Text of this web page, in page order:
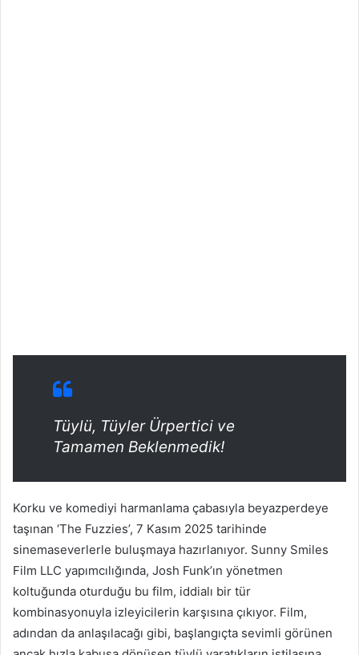
Tüylü, Tüyler Ürpertici ve
Tamamen Beklenmedik!
Korku ve komediyi harmanlama çabasıyla beyazperdeye
taşınan ‘The Fuzzies’, 7 Kasım 2025 tarihinde
sinemaseverlerle buluşmaya hazırlanıyor. Sunny Smiles
Film LLC yapımcılığında, Josh Funk’ın yönetmen
koltuğunda oturduğu bu film, iddialı bir tür
kombinasyonuyla izleyicilerin karşısına çıkıyor. Film,
adından da anlaşılacağı gibi, başlangıçta sevimli görünen